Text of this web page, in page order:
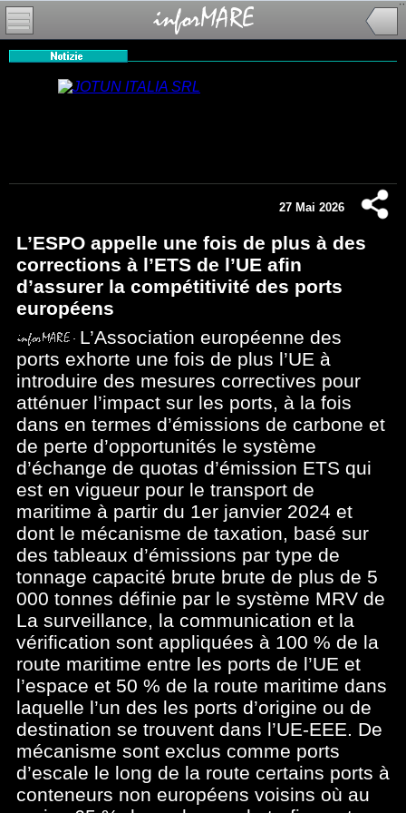
27 Mai 2026
L’ESPO appelle une fois de plus à des
corrections à l’ETS de l’UE afin
d’assurer la compétitivité des ports
européens
L’Association européenne des
ports exhorte une fois de plus l’UE à
introduire des mesures correctives pour
atténuer l’impact sur les ports, à la fois
dans en termes d’émissions de carbone et
de perte d’opportunités le système
d’échange de quotas d’émission ETS qui
est en vigueur pour le transport de
maritime à partir du 1er janvier 2024 et
dont le mécanisme de taxation, basé sur
des tableaux d’émissions par type de
tonnage capacité brute brute de plus de 5
000 tonnes définie par le système MRV de
La surveillance, la communication et la
vérification sont appliquées à 100 % de la
route maritime entre les ports de l’UE et
l’espace et 50 % de la route maritime dans
laquelle l’un des les ports d’origine ou de
destination se trouvent dans l’UE-EEE. De
mécanisme sont exclus comme ports
d’escale le long de la route certains ports à
conteneurs non européens voisins où au